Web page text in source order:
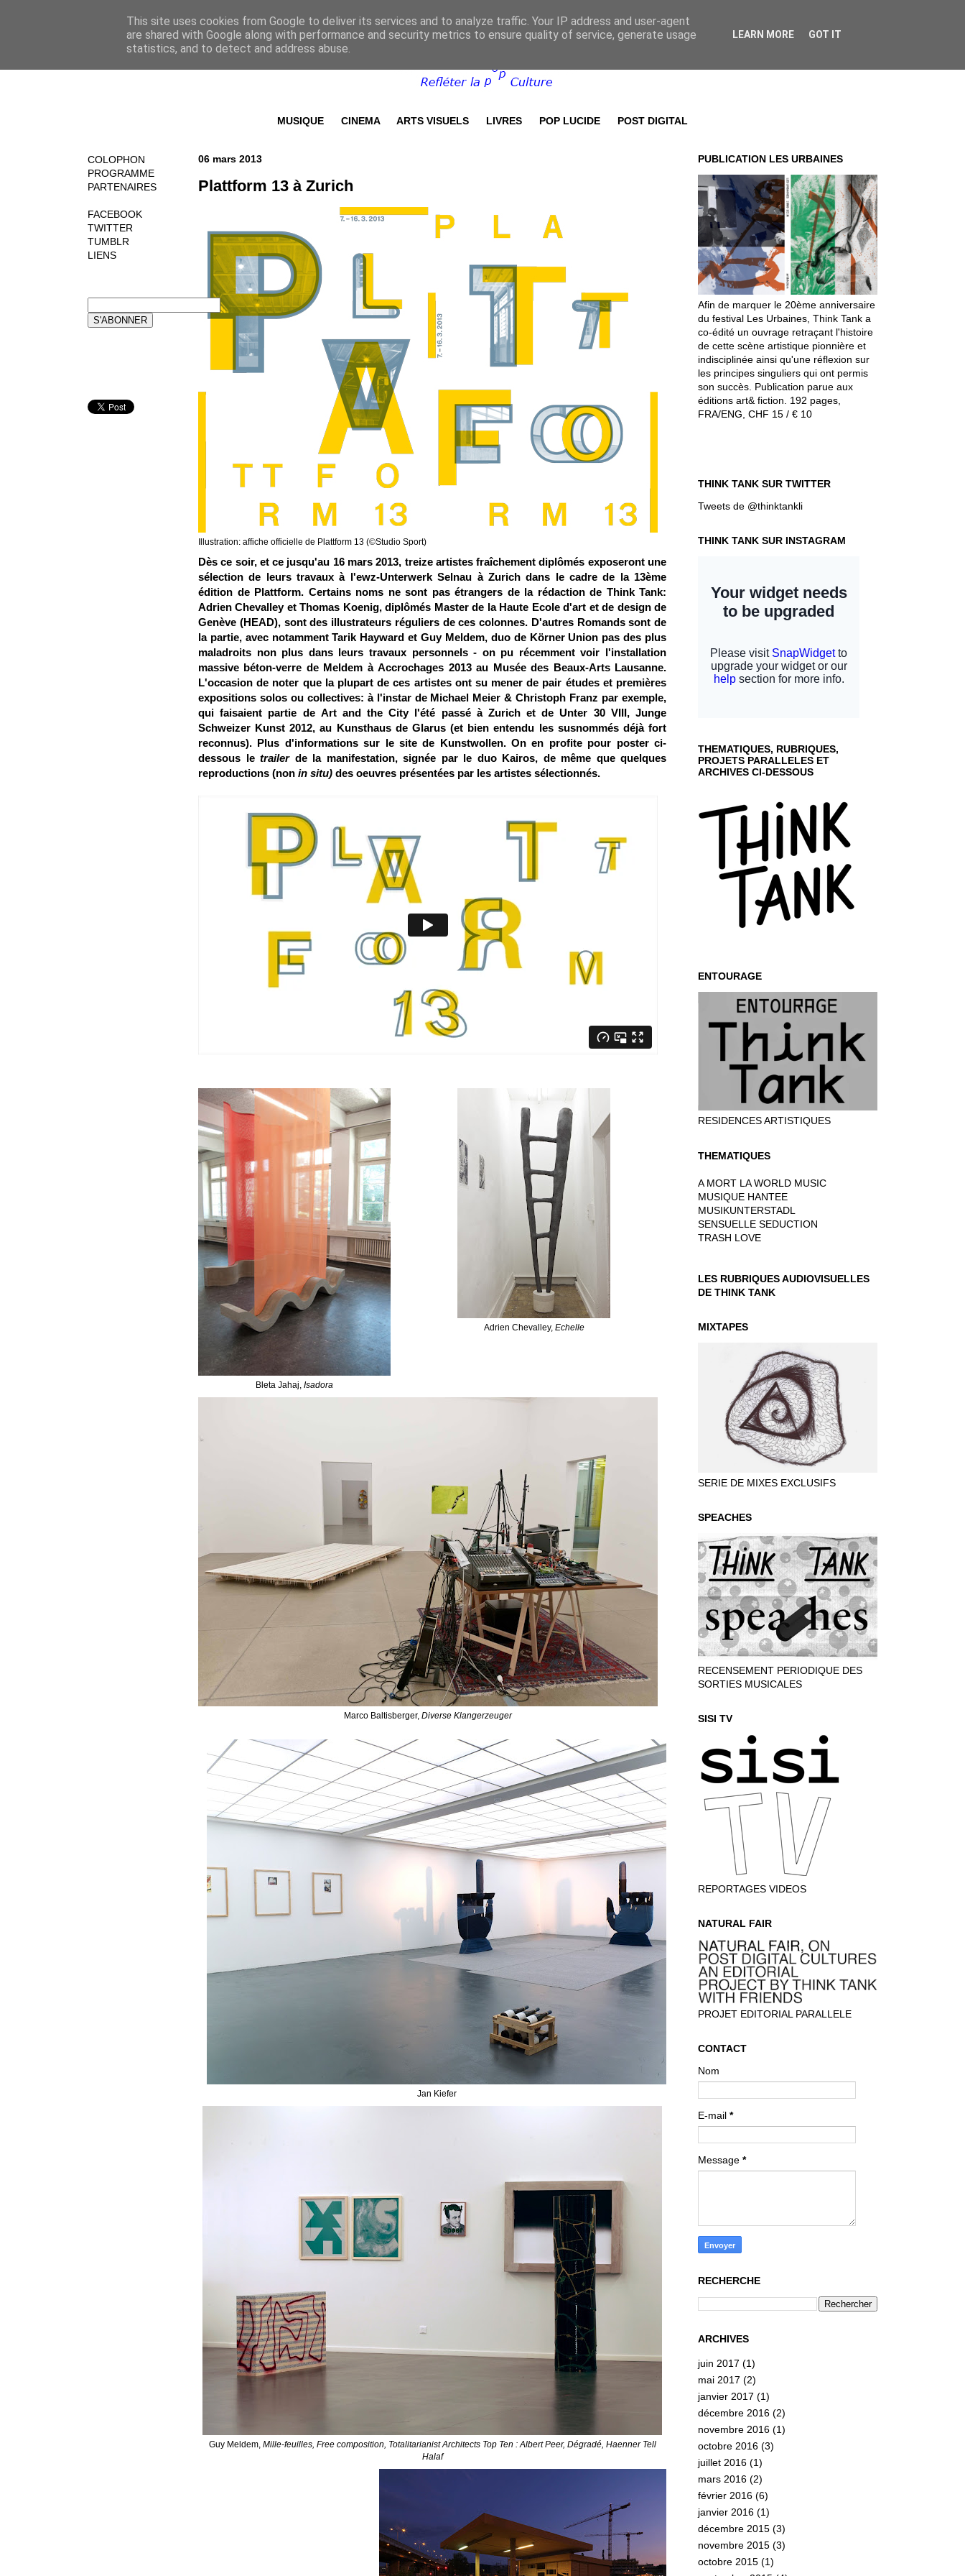
MUSIQUE CINEMA ARTS VISUELS LIVRES POP LUCIDE POST DIGITAL
06 mars 2013
Plattform 13 à Zurich
Illustration: affiche officielle de Plattform 13 (©Studio Sport)
Dès ce soir, et ce jusqu'au 16 mars 2013, treize artistes fraîchement diplômés exposeront une
sélection de leurs travaux à l'ewz-Unterwerk Selnau à Zurich dans le cadre de la 13ème
édition de Plattform. Certains noms ne sont pas étrangers de la rédaction de Think Tank:
Adrien Chevalley et Thomas Koenig, diplômés Master de la Haute Ecole d'art et de design de
Genève (HEAD), sont des illustrateurs réguliers de ces colonnes. D'autres Romands sont de
la partie, avec notamment Tarik Hayward et Guy Meldem, duo de Körner Union pas des plus
maladroits non plus dans leurs travaux personnels - on pu récemment voir l'installation
massive béton-verre de Meldem à Accrochages 2013 au Musée des Beaux-Arts Lausanne.
L'occasion de noter que la plupart de ces artistes ont su mener de pair études et premières
expositions solos ou collectives: à l'instar de Michael Meier & Christoph Franz par exemple,
qui faisaient partie de Art and the City l'été passé à Zurich et de Unter 30 VIII, Junge
Schweizer Kunst 2012, au Kunsthaus de Glarus (et bien entendu les susnommés déjà fort
reconnus). Plus d'informations sur le site de Kunstwollen. On en profite pour poster ci-
dessous le trailerde la manifestation, signée par le duo Kairos, de même que quelques
reproductions (non in situ) des oeuvres présentées par les artistes sélectionnés.
Bleta Jahaj, Isadora
Adrien Chevalley, Echelle
Marco Baltisberger, Diverse Klangerzeuger
Jan Kiefer
Guy Meldem, Mille-feuilles, Free composition, Totalitarianist Architects Top Ten : Albert Peer, Dégradé, Haenner Tell
Halaf
COLOPHON
PROGRAMME
PARTENAIRES
FACEBOOK
TWITTER
TUMBLR
LIENS
PUBLICATION LES URBAINES
Afin de marquer le 20ème anniversaire
du festival Les Urbaines, Think Tank a
co-édité un ouvrage retraçant l'histoire
de cette scène artistique pionnière et
indisciplinée ainsi qu'une réflexion sur
les principes singuliers qui ont permis
son succès. Publication parue aux
éditions art& fiction. 192 pages,
FRA/ENG, CHF 15 / € 10
THINK TANK SUR TWITTER
Tweets de @thinktankli
THINK TANK SUR INSTAGRAM
THEMATIQUES, RUBRIQUES,
PROJETS PARALLELES ET
ARCHIVES CI-DESSOUS
ENTOURAGE
RESIDENCES ARTISTIQUES
THEMATIQUES
A MORT LA WORLD MUSIC
MUSIQUE HANTEE
MUSIKUNTERSTADL
SENSUELLE SEDUCTION
TRASH LOVE
LES RUBRIQUES AUDIOVISUELLES
DE THINK TANK
MIXTAPES
SERIE DE MIXES EXCLUSIFS
SPEACHES
RECENSEMENT PERIODIQUE DES
SORTIES MUSICALES
SISI TV
REPORTAGES VIDEOS
NATURAL FAIR
PROJET EDITORIAL PARALLELE
CONTACT
Nom
E-mail *
Message *
RECHERCHE
ARCHIVES
juin 2017 (1)
mai 2017 (2)
janvier 2017 (1)
décembre 2016 (2)
novembre 2016 (1)
octobre 2016 (3)
juillet 2016 (1)
mars 2016 (2)
février 2016 (6)
janvier 2016 (1)
décembre 2015 (3)
novembre 2015 (3)
octobre 2015 (1)
This site uses cookies from Google to deliver its services and to analyze traffic. Your IP address and user-agent
are shared with Google along with performance and security metrics to ensure quality of service, generate usage
statistics, and to detect and address abuse.
LEARN MORE GOT IT